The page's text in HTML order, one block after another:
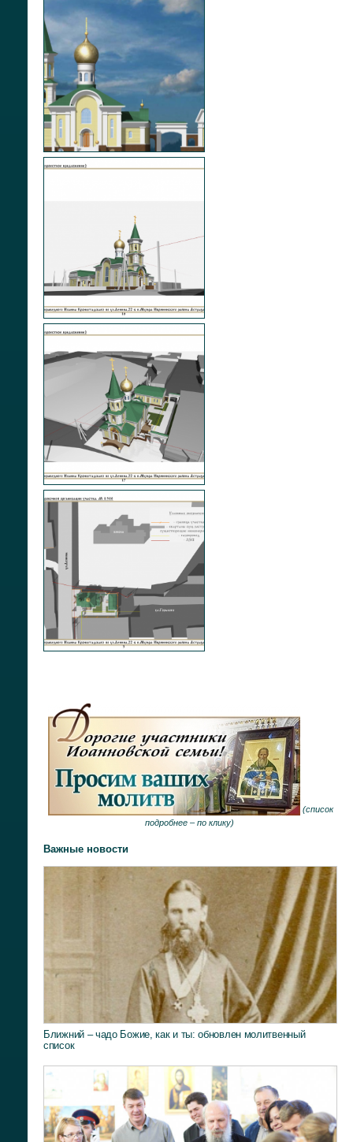
(список
подробнее – по клику)
Важные новости
Ближний – чадо Божие, как и ты: обновлен молитвенный
список